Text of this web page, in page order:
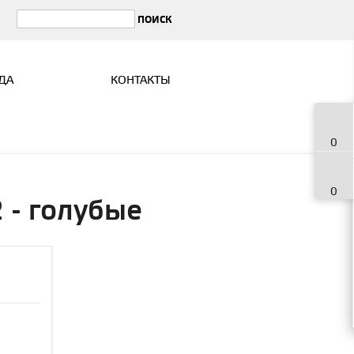
КОНТАКТЫ
0
0
голубые